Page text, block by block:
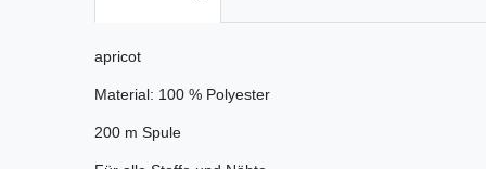
apricot
Material: 100 % Polyester
200 m Spule